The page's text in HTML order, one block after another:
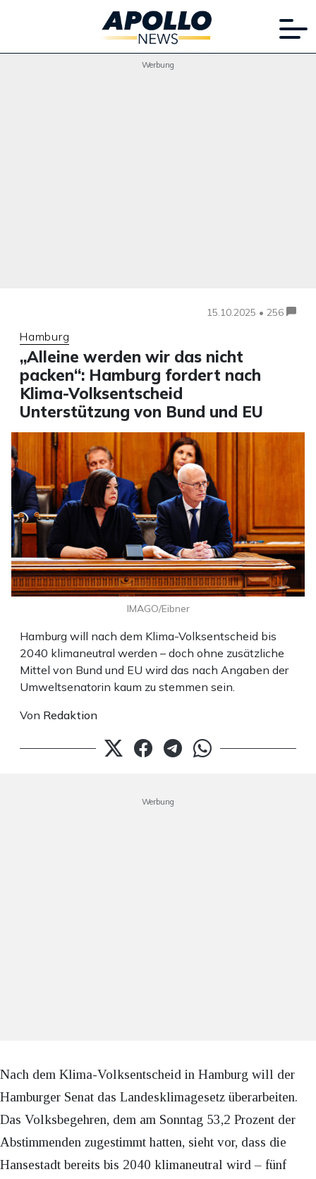
Werbung
15.10.2025 • 256
Hamburg
„Alleine werden wir das nicht
packen“: Hamburg fordert nach
Klima-Volksentscheid
Unterstützung von Bund und EU
Hamburg will nach dem Klima-Volksentscheid bis
2040 klimaneutral werden – doch ohne zusätzliche
Mittel von Bund und EU wird das nach Angaben der
Umweltsenatorin kaum zu stemmen sein.
Von Redaktion
IMAGO/Eibner
Werbung
Nach dem Klima-Volksentscheid in Hamburg will der
Hamburger Senat das Landesklimagesetz überarbeiten.
Das Volksbegehren, dem am Sonntag 53,2 Prozent der
Abstimmenden zugestimmt hatten, sieht vor, dass die
Hansestadt bereits bis 2040 klimaneutral wird – fünf